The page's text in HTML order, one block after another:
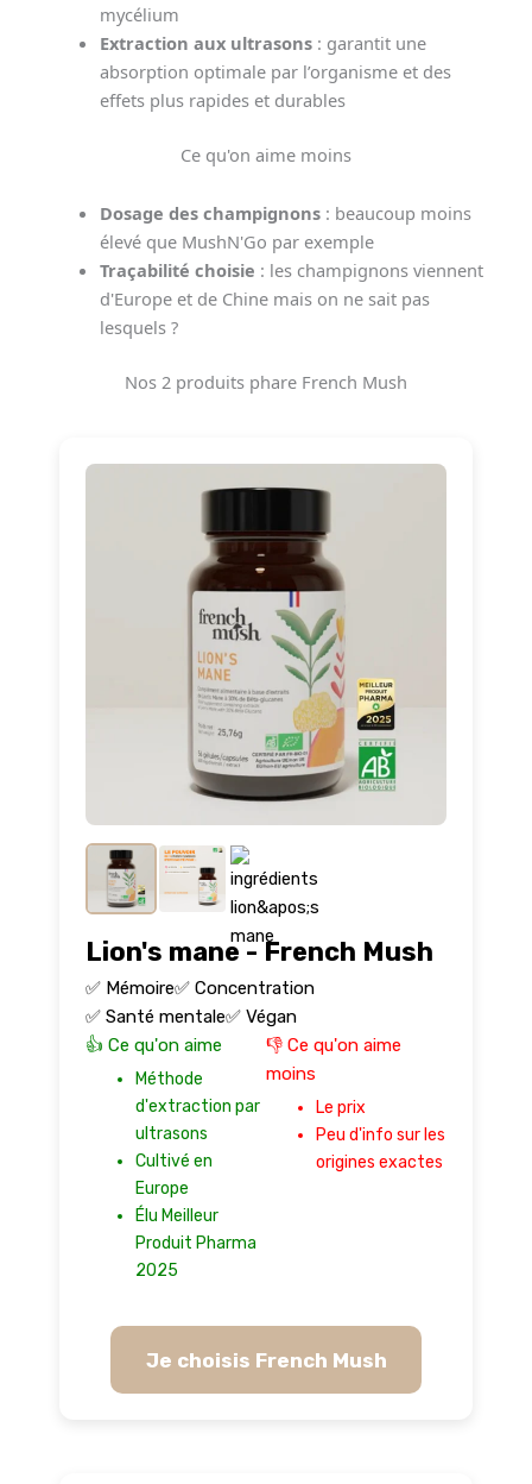
mycélium
Extraction aux ultrasons: garantit une
absorption optimale par l’organisme et des
effets plus rapides et durables
Ce qu'on aime moins
Dosage des champignons: beaucoup moins
élevé que MushN'Go par exemple
Traçabilité choisie : les champignons viennent
d'Europe et de Chine mais on ne sait pas
lesquels ?
Nos 2 produits phare French Mush
Lion's mane - French Mush
✅ Mémoire✅ Concentration
✅ Santé mentale✅ Végan
👍 Ce qu'on aime
Méthode
d'extraction par
ultrasons
Cultivé en
Europe
Élu Meilleur
Produit Pharma
2025
👎 Ce qu'on aime
moins
Le prix
Peu d'info sur les
origines exactes
Je choisis French Mush